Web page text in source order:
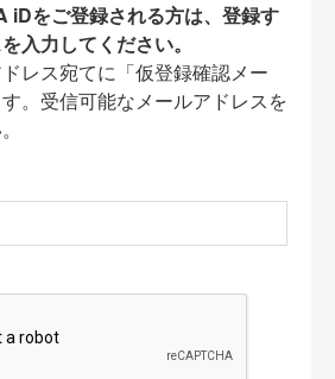
iDをご登録される方は、登録す
入力してください。
レス宛てに「仮登録確認メー
。受信可能なメールアドレスを